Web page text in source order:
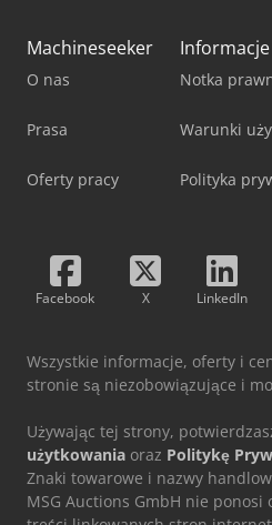
Machineseeker
O nas
Prasa
Oferty pracy
Notka
Warunki
Polityka
Facebook X LinkedIn
Wszystkie informacje, oferty i
stronie są niezobowiązujące i
Używając tej strony,
użytkowania oraz Politykę
Znaki towarowe i nazwy
MSG Auctions GmbH nie